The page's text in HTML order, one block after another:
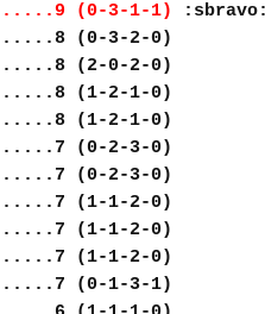
(0-3-1-1)
:sbravo:
(0-3-2-0)
(2-0-2-0)
(1-2-1-0)
(1-2-1-0)
(0-2-3-0)
(0-2-3-0)
(1-1-2-0)
(1-1-2-0)
(1-1-2-0)
(0-1-3-1)